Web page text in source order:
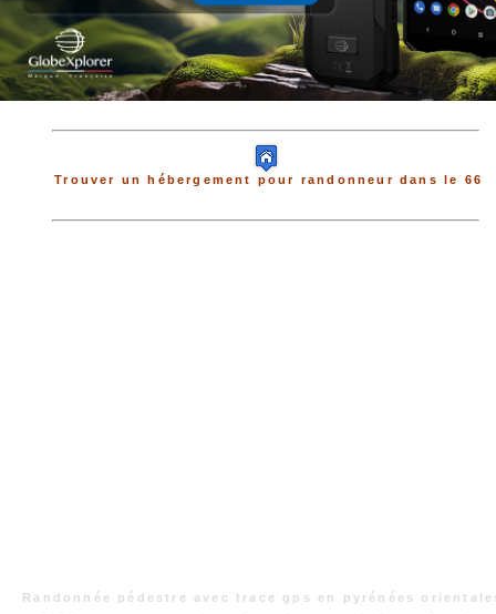
Trouver un hébergement pour randonneur dans le 66
Randonnée pédestre avec trace gps en pyrénées